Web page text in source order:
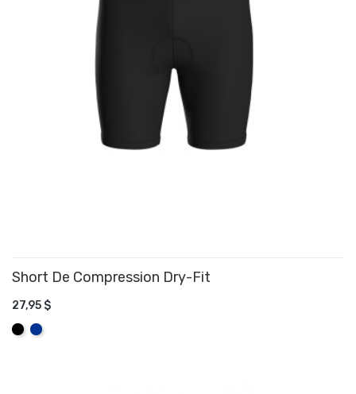
Short De Compression Dry-Fit
27,95 $
NoirBleu
AJOUTER AU PANIER